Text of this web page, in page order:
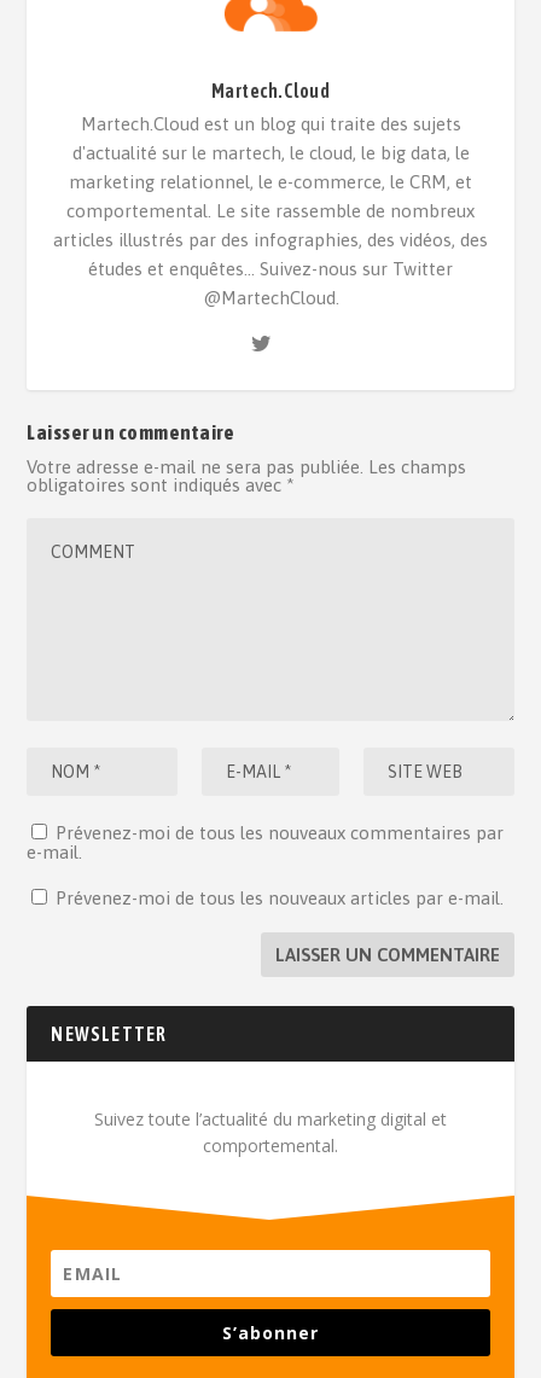
Martech.Cloud
Martech.Cloud est un blog qui traite des sujets
d'actualité sur le martech, le cloud, le big data, le
marketing relationnel, le e-commerce, le CRM, et
comportemental. Le site rassemble de nombreux
articles illustrés par des infographies, des vidéos, des
études et enquêtes... Suivez-nous sur Twitter
@MartechCloud.
Laisser un commentaire
Votre adresse e-mail ne sera pas publiée. Les champs
obligatoires sont indiqués avec *
Prévenez-moi de tous les nouveaux commentaires par
e-mail.
Prévenez-moi de tous les nouveaux articles par e-mail.
NEWSLETTER
Suivez toute l’actualité du marketing digital et
comportemental.
S’abonner